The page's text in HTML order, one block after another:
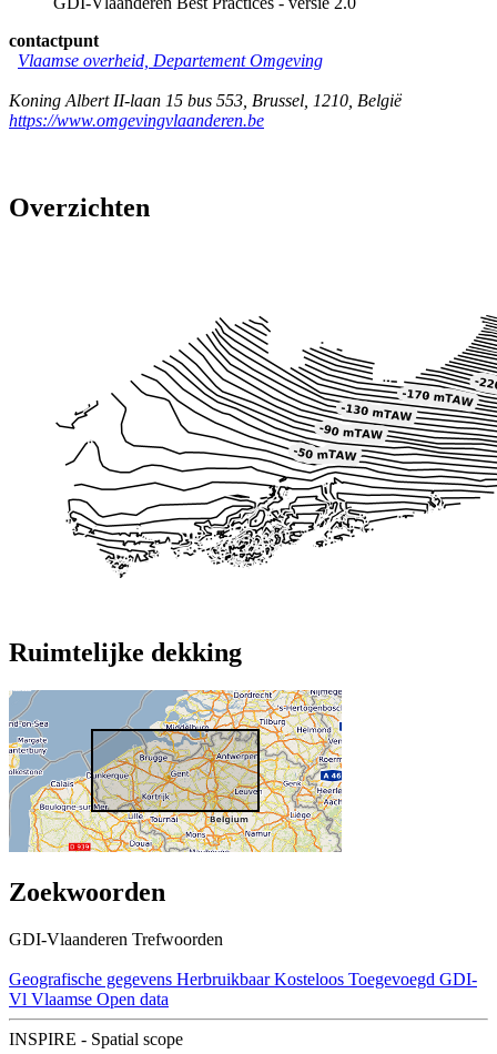
contactpunt
Vlaamse overheid, Departement Omgeving
Koning Albert II-laan 15 bus 553 Brussel 1210 België
https://www.omgevingvlaanderen.be
Overzichten
Ruimtelijke dekking
Zoekwoorden
GDI-Vlaanderen Trefwoorden
Geografische gegevens Herbruikbaar Kosteloos Toegevoegd GDI-
Vl Vlaamse Open data
INSPIRE - Spatial scope